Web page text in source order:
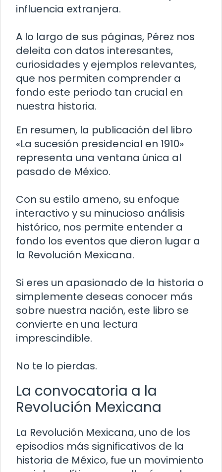
influencia extranjera.
A lo largo de sus páginas, Pérez nos
deleita con datos interesantes,
curiosidades y ejemplos relevantes,
que nos permiten comprender a
fondo este periodo tan crucial en
nuestra historia.
En resumen, la publicación del libro
«La sucesión presidencial en 1910»
representa una ventana única al
pasado de México.
Con su estilo ameno, su enfoque
interactivo y su minucioso análisis
histórico, nos permite entender a
fondo los eventos que dieron lugar a
la Revolución Mexicana.
Si eres un apasionado de la historia o
simplemente deseas conocer más
sobre nuestra nación, este libro se
convierte en una lectura
imprescindible.
No te lo pierdas.
La convocatoria a la
Revolución Mexicana
La Revolución Mexicana, uno de los
episodios más significativos de la
historia de México, fue un movimiento